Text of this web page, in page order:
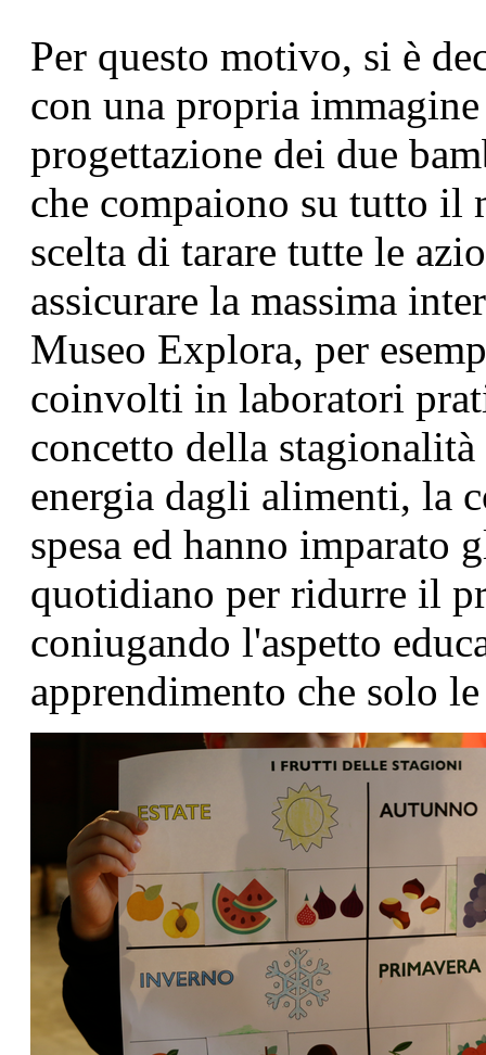
Per questo motivo, si è
con una propria
progettazione dei due
che compaiono su tutto il
scelta di tarare tutte le
assicurare la massima
Museo Explora, per
coinvolti in laboratori
concetto della
energia dagli alimenti, la
spesa ed hanno imparato
quotidiano per ridurre il
coniugando l'aspetto
apprendimento che solo